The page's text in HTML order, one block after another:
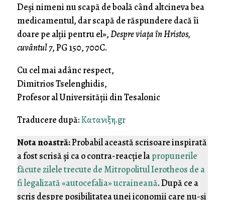
Deși nimeni nu scapă de boală când altcineva bea
medicamentul, dar scapă de răspundere dacă îi
doare pe alții pentru el»,Despre viața în Hristos,
cuvântul 7, PG 150, 700C.
Cu cel mai adânc respect,
Dimitrios Tselenghidis,
Profesor al Universității din Tesalonic
Traducere după:Κατανιξη.gr
Nota noastră:Probabil această scrisoare inspirată
a fost scrisă și ca o contra-reacție lapropunerile
făcute zilele trecute de Mitropolitul Ierotheos de a
fi legalizată «autocefalia» ucraineană. După ce a
scris despre posibilitatea unei iconomii care nu-și